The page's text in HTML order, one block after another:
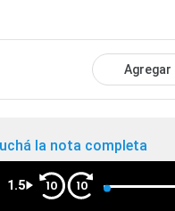
Agregar
la nota completa
1.5 10 10